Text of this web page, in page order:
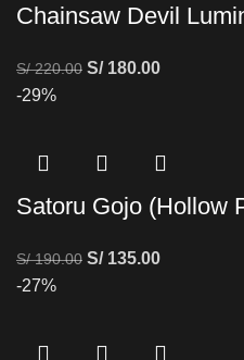
Chainsaw Devil
S/220.00 S/180.00
-29%
Satoru Gojo (Hollow
S/190.00 S/135.00
-27%